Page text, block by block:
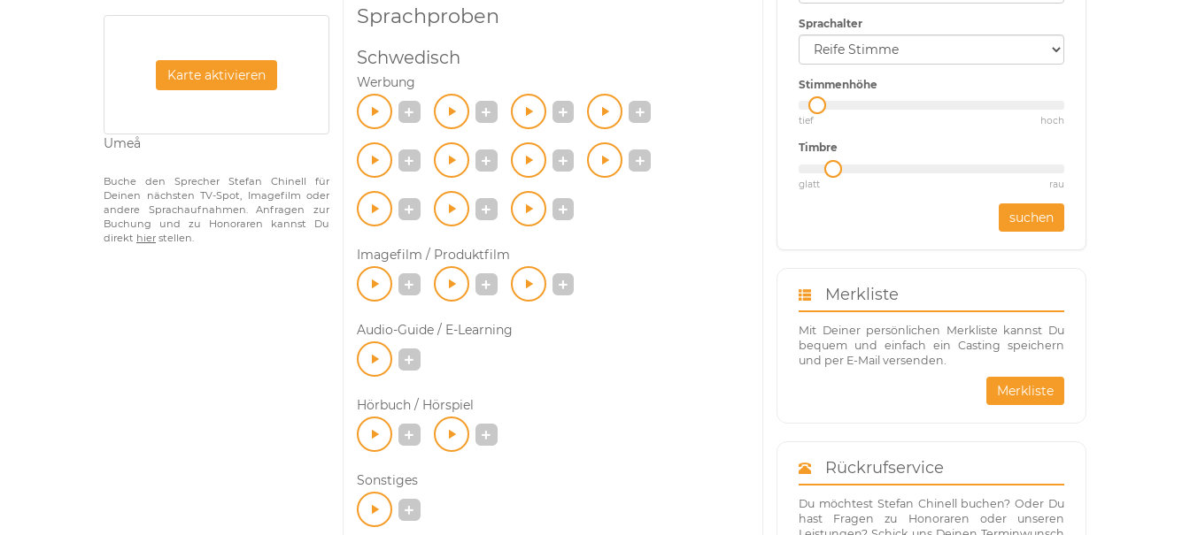
Karte aktivieren
Umeå
Buche den Sprecher Stefan Chinell für
Deinen nächsten TV-Spot, Imagefilm oder
andere Sprachaufnahmen. Anfragen zur
Buchung und zu Honoraren kannst Du
direkt hier stellen.
Sprachproben
Schwedisch
Werbung
Imagefilm / Produktfilm
Audio-Guide / E-Learning
Hörbuch / Hörspiel
Sonstiges
Sprachalter
Stimmenhöhe
tief hoch
Timbre
glatt rau
suchen
Merkliste
Mit Deiner persönlichen Merkliste kannst Du
bequem und einfach ein Casting speichern
und per E-Mail versenden.
Merkliste
Rückrufservice
Du möchtest Stefan Chinell buchen? Oder Du
hast Fragen zu Honoraren oder unseren